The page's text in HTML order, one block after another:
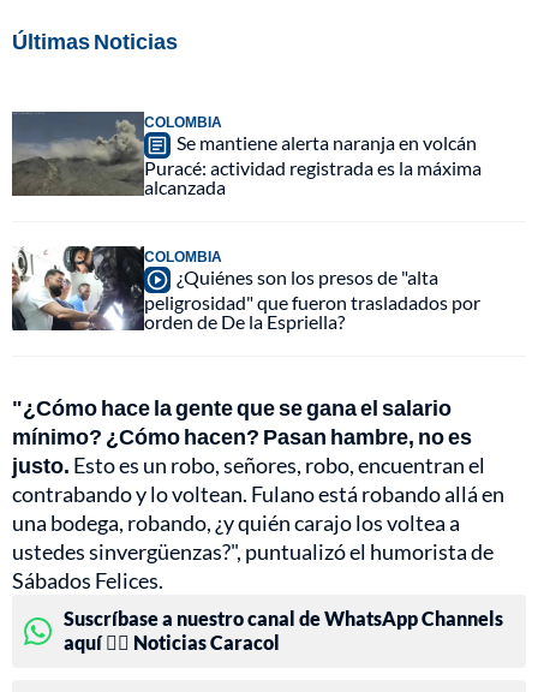
Últimas Noticias
COLOMBIA
Se mantiene alerta naranja en volcán
Puracé: actividad registrada es la máxima
alcanzada
COLOMBIA
¿Quiénes son los presos de "alta
peligrosidad" que fueron trasladados por
orden de De la Espriella?
"¿Cómo hace la gente que se gana el salario
mínimo? ¿Cómo hacen? Pasan hambre, no es
justo. Esto es un robo, señores, robo, encuentran el
contrabando y lo voltean. Fulano está robando allá en
una bodega, robando, ¿y quién carajo los voltea a
ustedes sinvergüenzas?", puntualizó el humorista de
Sábados Felices.
Suscríbase a nuestro canal de WhatsApp Channels
aquí 👉🏻 Noticias Caracol